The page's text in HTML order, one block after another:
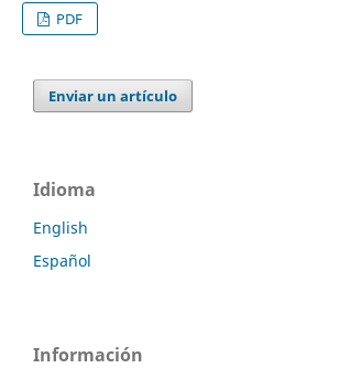
PDF
Enviar un artículo
Idioma
English
Español
Información